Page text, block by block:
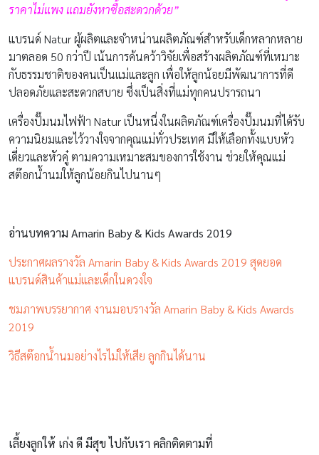
ราคาไม่แพง แถมยังหาซื้อสะดวกด้วย”
แบรนด์ Natur ผู้ผลิตและจำหน่านผลิตภัณฑ์สำหรับเด็กหลากหลาย
มาตลอด 50 กว่าปี เน้นการค้นคว้าวิจัยเพื่อสร้างผลิตภัณฑ์ที่เหมาะ
กับธรรมชาติของคนเป็นแม่และลูก เพื่อให้ลูกน้อยมีพัฒนาการที่ดี
ปลอดภัยและสะดวกสบาย ซึ่งเป็นสิ่งที่แม่ทุกคนปรารถนา
เครื่องปั๊มนมไฟฟ้า Natur เป็นหนึ่งในผลิตภัณฑ์เครื่องปั๊มนมที่ได้รับ
ความนิยมและไว้วางใจจากคุณแม่ทั่วประเทศ มีให้เลือกทั้งแบบหัว
เดี่ยวและหัวคู๋ ตามความเหมาะสมของการใช้งาน ช่วยให้คุณแม่
สต๊อกน้ำนมให้ลูกน้อยกินไปนานๆ
อ่านบทความ Amarin Baby & Kids Awards 2019
ประกาศผลรางวัล Amarin Baby & Kids Awards 2019 สุดยอด
แบรนด์สินค้าแม่และเด็กในดวงใจ
ชมภาพบรรยากาศ งานมอบรางวัล Amarin Baby & Kids Awards
2019
วิธีสต๊อกน้ำนมอย่างไรไม่ให้เสีย ลูกกินได้นาน
เลี้ยงลูกให้ เก่ง ดี มีสุข ไปกับเรา คลิกติดตามที่